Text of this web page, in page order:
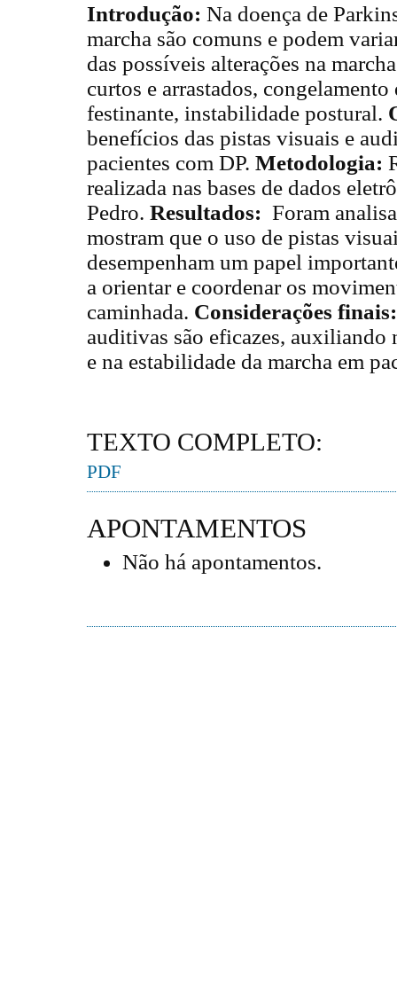
Introdução: Na doença de
marcha são comuns e podem
das possíveis alterações na
curtos e arrastados, congelamento
festinante, instabilidade postural.
benefícios das pistas visuais e
pacientes com DP. Metodologia:
realizada nas bases de dados
Pedro. Resultados: Foram
mostram que o uso de pistas
desempenham um papel
a orientar e coordenar os
caminhada. Considerações
auditivas são eficazes, auxiliando
e na estabilidade da marcha em
TEXTO COMPLETO:
PDF
APONTAMENTOS
Não há apontamentos.